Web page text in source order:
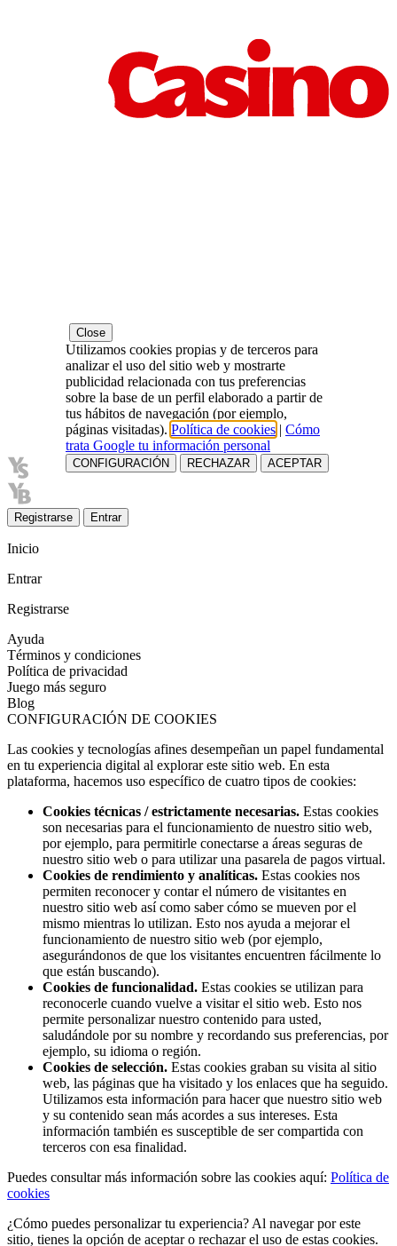
Registrarse Entrar
Inicio
Entrar
Registrarse
Ayuda
Términos y condiciones
Política de privacidad
Juego más seguro
Blog
CONFIGURACIÓN DE COOKIES
Las cookies y tecnologías afines desempeñan un papel fundamental
en tu experiencia digital al explorar este sitio web. En esta
plataforma, hacemos uso específico de cuatro tipos de cookies:
Cookies técnicas / estrictamente necesarias. Estas cookies
son necesarias para el funcionamiento de nuestro sitio web,
por ejemplo, para permitirle conectarse a áreas seguras de
nuestro sitio web o para utilizar una pasarela de pagos virtual.
Cookies de rendimiento y analíticas. Estas cookies nos
permiten reconocer y contar el número de visitantes en
nuestro sitio web así como saber cómo se mueven por el
mismo mientras lo utilizan. Esto nos ayuda a mejorar el
funcionamiento de nuestro sitio web (por ejemplo,
asegurándonos de que los visitantes encuentren fácilmente lo
que están buscando).
Cookies de funcionalidad. Estas cookies se utilizan para
reconocerle cuando vuelve a visitar el sitio web. Esto nos
permite personalizar nuestro contenido para usted,
saludándole por su nombre y recordando sus preferencias, por
ejemplo, su idioma o región.
Cookies de selección. Estas cookies graban su visita al sitio
web, las páginas que ha visitado y los enlaces que ha seguido.
Utilizamos esta información para hacer que nuestro sitio web
y su contenido sean más acordes a sus intereses. Esta
información también es susceptible de ser compartida con
terceros con esa finalidad.
Puedes consultar más información sobre las cookies aquí: Política de
cookies
¿Cómo puedes personalizar tu experiencia? Al navegar por este
sitio, tienes la opción de aceptar o rechazar el uso de estas cookies.
Close
Utilizamos cookies propias y de terceros para
analizar el uso del sitio web y mostrarte
publicidad relacionada con tus preferencias
sobre la base de un perfil elaborado a partir de
tus hábitos de navegación (por ejemplo,
páginas visitadas). Política de cookies | Cómo
trata Google tu información personal
CONFIGURACIÓN RECHAZAR ACEPTAR